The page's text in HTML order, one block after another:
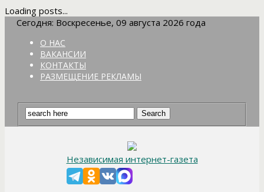
Loading posts...
Сегодня: Воскресенье, 09 августа 2026 года
О НАС
ВАКАНСИИ
КОНТАКТЫ
РАЗМЕЩЕНИЕ РЕКЛАМЫ
Независимая интернет-газета